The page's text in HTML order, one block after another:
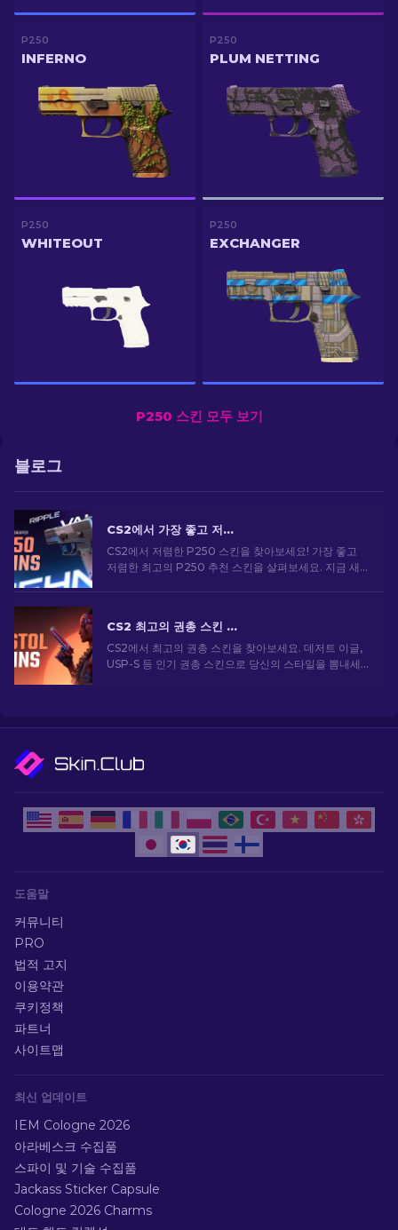
P250
INFERNO
P250
PLUM NETTING
P250
WHITEOUT
P250
EXCHANGER
P250 스킨 모두 보기
블로그
CS2에서 가장 좋고 저렴한 P250 스킨 [2026]
CS2에서 저렴한 P250 스킨을 찾아보세요! 가장 좋고
저렴한 최고의 P250 추천 스킨을 살펴보세요. 지금 새
CS2 최고의 권총 스킨 [2026]
CS2에서 최고의 권총 스킨을 찾아보세요. 데저트 이글,
USP-S 등 인기 권총 스킨으로 당신의 스타일을 뽐내세
도움말
커뮤니티
PRO
법적 고지
이용약관
쿠키정책
파트너
사이트맵
최신 업데이트
IEM Cologne 2026
아라베스크 수집품
스파이 및 기술 수집품
Jackass Sticker Capsule
Cologne 2026 Charms